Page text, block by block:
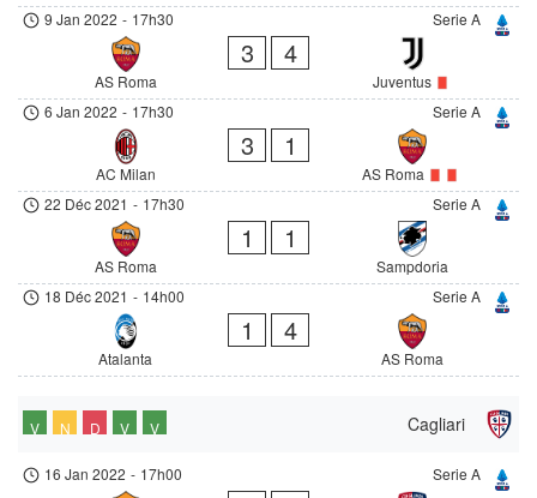
Serie A
9 Jan 2022 - 17h30
AS Roma
3 4
Juventus
Serie A
6 Jan 2022 - 17h30
AC Milan
3 1
AS Roma
Serie A
22 Déc 2021 - 17h30
AS Roma
1 1
Sampdoria
Serie A
18 Déc 2021 - 14h00
Atalanta
1 4
AS Roma
Cagliari
V N D V V
Serie A
16 Jan 2022 - 17h00